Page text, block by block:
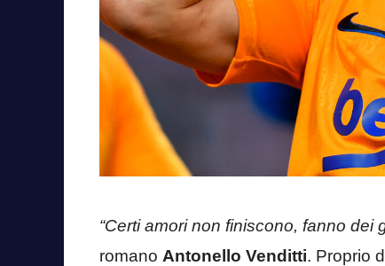
“Certi amori non finiscono, fanno dei
romano Antonello Venditti. Proprio